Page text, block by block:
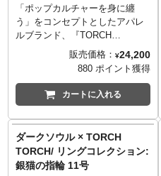
※価格改定となりました
（20240918）
ます。強い摩擦を加えると、表
面の色味が抜ける場合がござい
ます。
※世界観を再現するため、意図
的に荒い仕上げや傷を施してお
※国内の職人によってハンドメ
イドで作られているため、ひと
に異なります。
──────────────────
■サイズ
11号/円周51.3mm
を再現。造形の時点から傷や欠
け・ゆがみといったダメージを
意図的に配置し、ゲーム中のイ
メージそのままの、長年使い込
まれた雰囲気を演出しました。
中央の石はスワロフスキーを使
用。無骨でありながら、繊細に
再現された意匠にも注目です。
っております。
※ゲーム中の色合いを再現する
ため、特殊な加工を施しており
「ポップカルチャーを身に纏
う」をコンセプトとしたアパレ
ルブランド、『TORCH
TORCH（トーチトーチ）』。
『ダークソウルII』『ダークソウ
ルIII』に登場する、大ダメージ
を負うような高所も楽々と飛び
降りられるようになる重要な装
おこない、日常で着用可能な高
級感漂うリングに仕上げまし
た。手磨きによる特殊な工程を
販売価格： ¥24,200
880 ポイント獲得
カートに入れる
ダークソウル × TORCH
TORCH/ リングコレクション:
銀猫の指輪 11号